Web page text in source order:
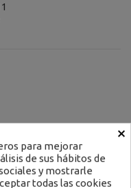
×
para mejorar
de sus hábitos de
y mostrarle
todas las cookies